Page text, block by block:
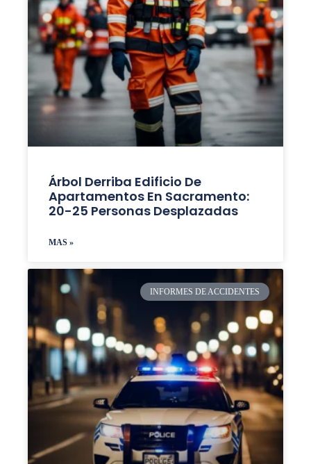
Árbol Derriba Edificio De
Apartamentos En Sacramento:
20-25 Personas Desplazadas
MAS »
INFORMES DE ACCIDENTES